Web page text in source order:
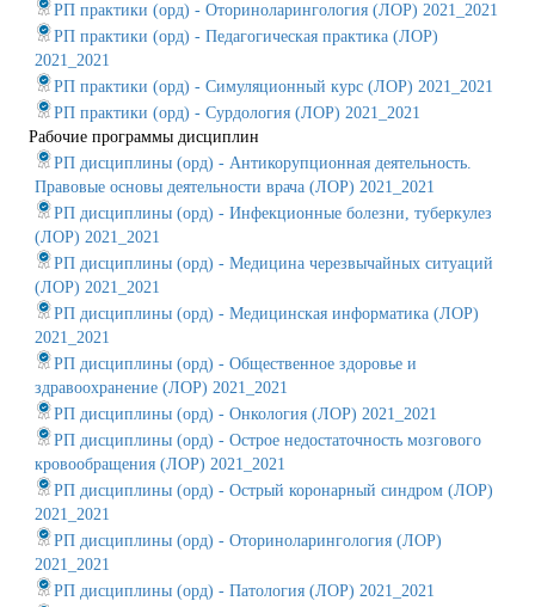
РП практики (орд) - Оториноларингология (ЛОР) 2021_2021
РП практики (орд) - Педагогическая практика (ЛОР)
2021_2021
РП практики (орд) - Симуляционный курс (ЛОР) 2021_2021
РП практики (орд) - Сурдология (ЛОР) 2021_2021
Рабочие программы дисциплин
РП дисциплины (орд) - Антикорупционная деятельность.
Правовые основы деятельности врача (ЛОР) 2021_2021
РП дисциплины (орд) - Инфекционные болезни, туберкулез
(ЛОР) 2021_2021
РП дисциплины (орд) - Медицина черезвычайных ситуаций
(ЛОР) 2021_2021
РП дисциплины (орд) - Медицинская информатика (ЛОР)
2021_2021
РП дисциплины (орд) - Общественное здоровье и
здравоохранение (ЛОР) 2021_2021
РП дисциплины (орд) - Онкология (ЛОР) 2021_2021
РП дисциплины (орд) - Острое недостаточность мозгового
кровообращения (ЛОР) 2021_2021
РП дисциплины (орд) - Острый коронарный синдром (ЛОР)
2021_2021
РП дисциплины (орд) - Оториноларингология (ЛОР)
2021_2021
РП дисциплины (орд) - Патология (ЛОР) 2021_2021